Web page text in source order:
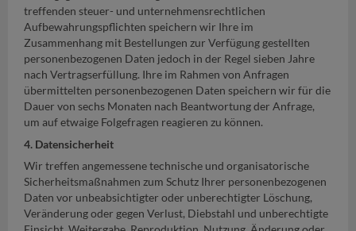
treffenden steuer- und unternehmensrechtlichen
Aufbewahrungspflichten speichern wir Ihre im
Zusammenhang mit Bestellungen zur Verfügung gestellten
personenbezogenen Daten jedoch in der Regel sieben Jahre
nach Vertragserfüllung. Ihre im Rahmen von Anfragen
übermittelten personenbezogenen Daten speichern wir für die
Dauer von sechs Monaten nach Beantwortung der Anfrage,
um auf etwaige Folgefragen reagieren zu können.
4. Datensicherheit
Wir treffen angemessene technische und organisatorische
Sicherheitsmaßnahmen zum Schutz Ihrer personenbezogenen
Daten vor unbeabsichtigter oder unberechtigter Löschung,
Veränderung oder gegen Verlust, Diebstahl und unberechtigte